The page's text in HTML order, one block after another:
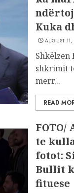
Kuka
AUGUST 11,
Shkëlzen
shkrimit
merr...
READ
te
fotot:
Bullit
fituese